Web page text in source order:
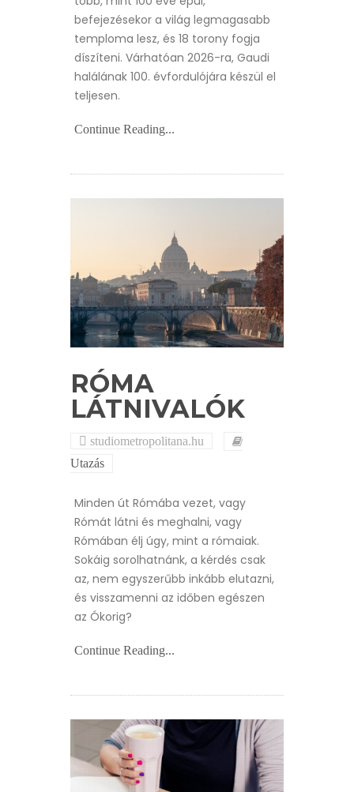
befejezésekor a világ legmagasabb
temploma lesz, és 18 torony fogja
díszíteni. Várhatóan 2026-ra, Gaudi
halálának 100. évfordulójára készül el
teljesen.
Continue Reading...
RÓMA
LÁTNIVALÓK
studiometropolitana.hu
Utazás
Minden út Rómába vezet, vagy
Rómát látni és meghalni, vagy
Rómában élj úgy, mint a rómaiak.
Sokáig sorolhatnánk, a kérdés csak
az, nem egyszerűbb inkább elutazni,
és visszamenni az időben egészen
az Ókorig?
Continue Reading...